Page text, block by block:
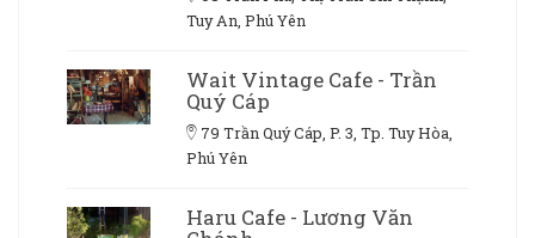
Tuy An, Phú Yên
Wait Vintage Cafe - Trần
Quý Cáp
79 Trần Quý Cáp, P. 3, Tp. Tuy Hòa,
Phú Yên
Haru Cafe - Lương Văn